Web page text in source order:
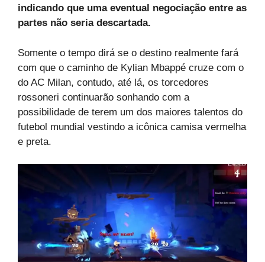
indicando que uma eventual negociação entre as
partes não seria descartada.
Somente o tempo dirá se o destino realmente fará
com que o caminho de Kylian Mbappé cruze com o
do AC Milan, contudo, até lá, os torcedores
rossoneri continuarão sonhando com a
possibilidade de terem um dos maiores talentos do
futebol mundial vestindo a icônica camisa vermelha
e preta.